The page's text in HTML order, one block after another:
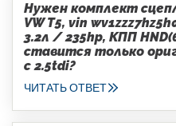
Нужен комплект
VW T5, vin
3.2л / 235hp, КПП
ставится только
с 2.5tdi?
ЧИТАТЬ ОТВЕТ